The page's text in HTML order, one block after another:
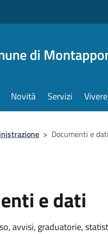
di
Novità Servizi
> Documenti e dati
e dati
avvisi, graduatorie,